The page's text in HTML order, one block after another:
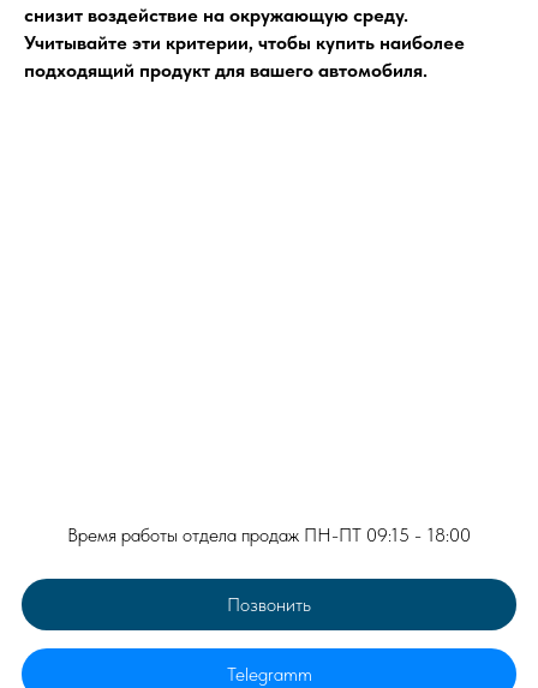
снизит воздействие на окружающую среду.
Учитывайте эти критерии, чтобы купить наиболее
подходящий продукт для вашего автомобиля.
Время работы отдела продаж ПН-ПТ 09:15 - 18:00
Позвонить
Telegramm